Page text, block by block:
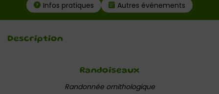
Infos pratiques Autres événements
Description
Randoiseaux
Randonnée ornithologique